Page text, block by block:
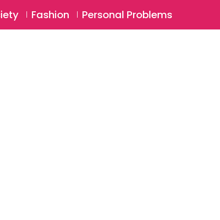
Login ⚲
Fashion Personal Problems